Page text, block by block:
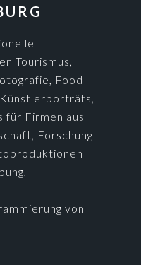
Tourismus,
Food
Firmen aus
Forschung
von